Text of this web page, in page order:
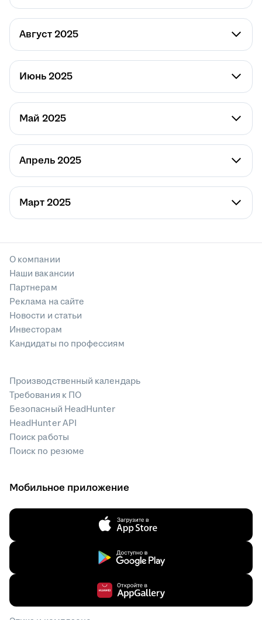
Август 2025
Июнь 2025
Май 2025
Апрель 2025
Март 2025
О компании
Наши вакансии
Партнерам
Реклама на сайте
Новости и статьи
Инвесторам
Кандидаты по профессиям
Производственный календарь
Требования к ПО
Безопасный HeadHunter
HeadHunter API
Поиск работы
Поиск по резюме
Мобильное приложение